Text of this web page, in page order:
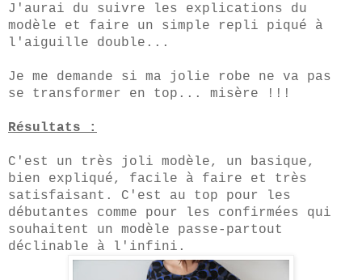
J'aurai du suivre les explications du
modèle et faire un simple repli piqué à
l'aiguille double...
Je me demande si ma jolie robe ne va pas
se transformer en top... misère !!!
Résultats :
C'est un très joli modèle, un basique,
bien expliqué, facile à faire et très
satisfaisant. C'est au top pour les
débutantes comme pour les confirmées qui
souhaitent un modèle passe-partout
déclinable à l'infini.